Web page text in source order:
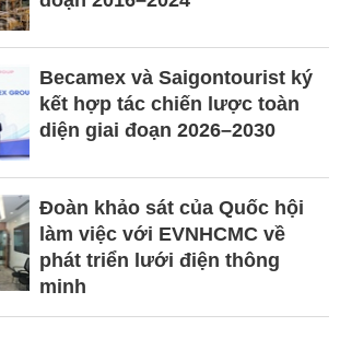
Becamex và Saigontourist ký
kết hợp tác chiến lược toàn
diện giai đoạn 2026–2030
Đoàn khảo sát của Quốc hội
làm việc với EVNHCMC về
phát triển lưới điện thông
minh